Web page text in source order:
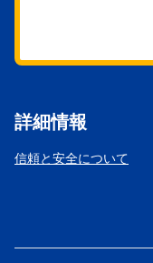
詳細情報
信頼と安全について